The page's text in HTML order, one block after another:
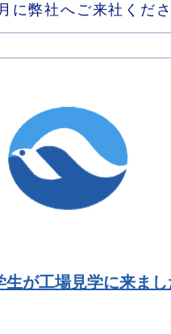
に弊社へご来社くだ
生が工場見学に来まし